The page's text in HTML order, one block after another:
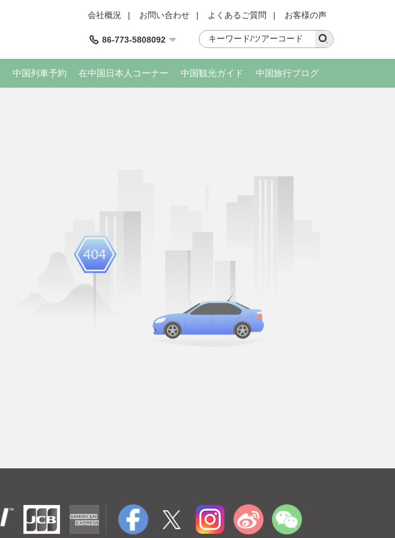
会社概況 | お問い合わせ | よくあるご質問 | お客様の声
86-773-5808092
中国列車予約 在中国日本人コーナー 中国観光ガイド 中国旅行ブログ